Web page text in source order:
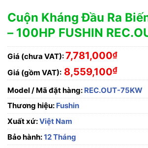
Cuộn Kháng Đầu Ra
– 100HP FUSHIN
Giá (chưa VAT):7,781,000₫
Giá (gồm VAT): 8,559,100₫
Model / Mã đặt hàng: REC.OUT-75KW
Thương hiệu: Fushin
Xuất xứ:Việt Nam
Bảo hành:12 Tháng